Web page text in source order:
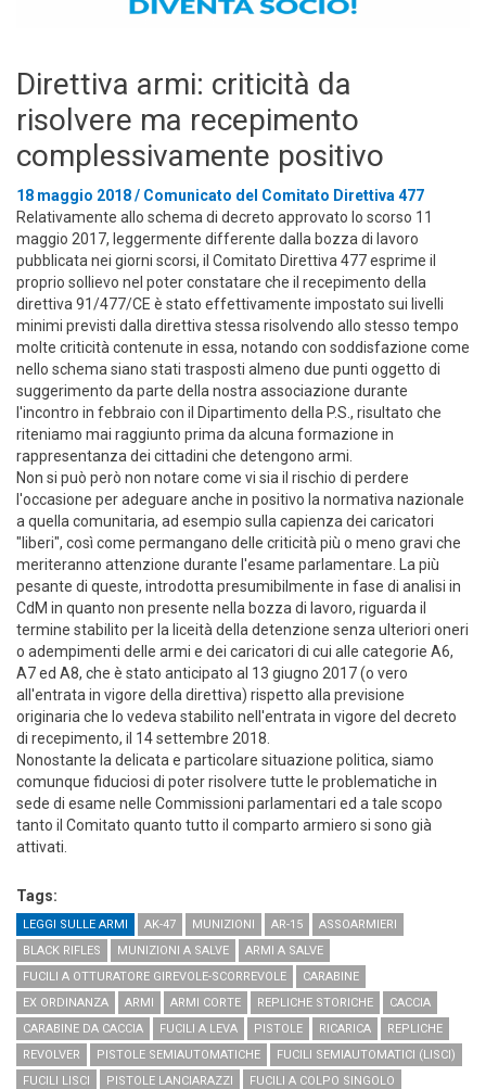
Direttiva armi: criticità da
risolvere ma recepimento
complessivamente positivo
18 maggio 2018 / Comunicato del Comitato Direttiva 477
Relativamente allo schema di decreto approvato lo scorso 11
maggio 2017, leggermente differente dalla bozza di lavoro
pubblicata nei giorni scorsi, il Comitato Direttiva 477 esprime il
proprio sollievo nel poter constatare che il recepimento della
direttiva 91/477/CE è stato effettivamente impostato sui livelli
minimi previsti dalla direttiva stessa risolvendo allo stesso tempo
molte criticità contenute in essa, notando con soddisfazione come
nello schema siano stati trasposti almeno due punti oggetto di
suggerimento da parte della nostra associazione durante
l'incontro in febbraio con il Dipartimento della P.S., risultato che
riteniamo mai raggiunto prima da alcuna formazione in
rappresentanza dei cittadini che detengono armi.
Non si può però non notare come vi sia il rischio di perdere
l'occasione per adeguare anche in positivo la normativa nazionale
a quella comunitaria, ad esempio sulla capienza dei caricatori
"liberi", così come permangano delle criticità più o meno gravi che
meriteranno attenzione durante l'esame parlamentare. La più
pesante di queste, introdotta presumibilmente in fase di analisi in
CdM in quanto non presente nella bozza di lavoro, riguarda il
termine stabilito per la liceità della detenzione senza ulteriori oneri
o adempimenti delle armi e dei caricatori di cui alle categorie A6,
A7 ed A8, che è stato anticipato al 13 giugno 2017 (o vero
all'entrata in vigore della direttiva) rispetto alla previsione
originaria che lo vedeva stabilito nell'entrata in vigore del decreto
di recepimento, il 14 settembre 2018.
Nonostante la delicata e particolare situazione politica, siamo
comunque fiduciosi di poter risolvere tutte le problematiche in
sede di esame nelle Commissioni parlamentari ed a tale scopo
tanto il Comitato quanto tutto il comparto armiero si sono già
attivati.
Tags:
LEGGI SULLE ARMI AK-47 MUNIZIONI AR-15
ASSOARMIERI
BLACK RIFLES
MUNIZIONI A SALVE
ARMI A SALVE
FUCILI A OTTURATORE GIREVOLE-SCORREVOLE
CARABINE
EX ORDINANZA
ARMI ARMI CORTE REPLICHE STORICHE
CACCIA
CARABINE DA CACCIA
FUCILI A LEVA PISTOLE RICARICA
REPLICHE
REVOLVER
PISTOLE SEMIAUTOMATICHE
FUCILI SEMIAUTOMATICI (LISCI)
FUCILI LISCI
PISTOLE LANCIARAZZI
FUCILI A COLPO SINGOLO